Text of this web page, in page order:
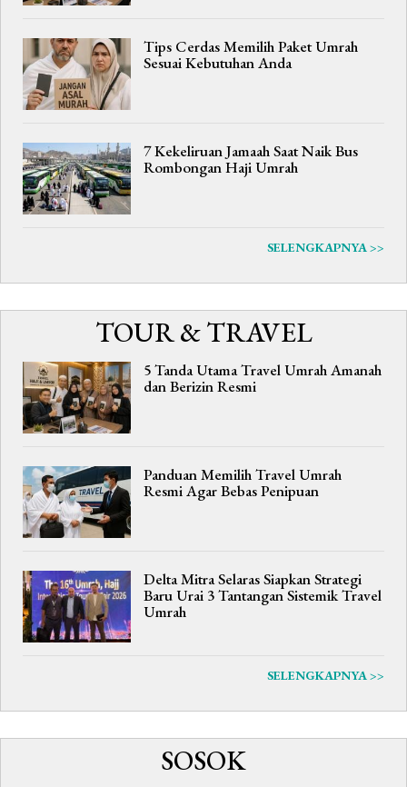
Tips Cerdas Memilih Paket Umrah
Sesuai Kebutuhan Anda
7 Kekeliruan Jamaah Saat Naik Bus
Rombongan Haji Umrah
SELENGKAPNYA >>
TOUR & TRAVEL
5 Tanda Utama Travel Umrah Amanah
dan Berizin Resmi
Panduan Memilih Travel Umrah
Resmi Agar Bebas Penipuan
Delta Mitra Selaras Siapkan Strategi
Baru Urai 3 Tantangan Sistemik Travel
Umrah
SELENGKAPNYA >>
SOSOK